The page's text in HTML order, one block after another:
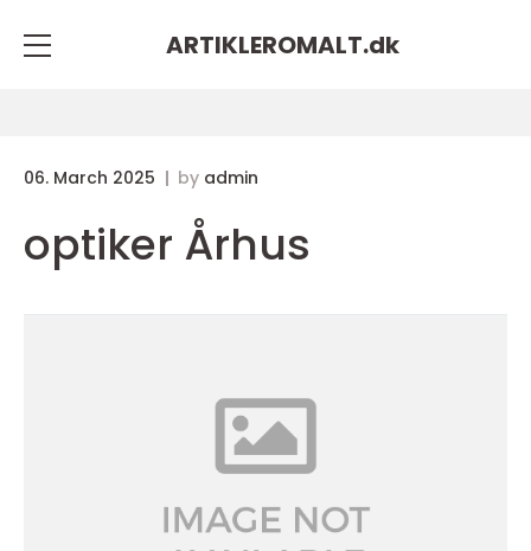
ARTIKLEROMALT.dk
06. March 2025 by admin
optiker Århus